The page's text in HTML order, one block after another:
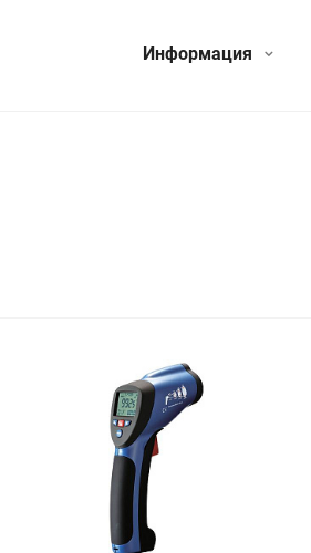
Информация